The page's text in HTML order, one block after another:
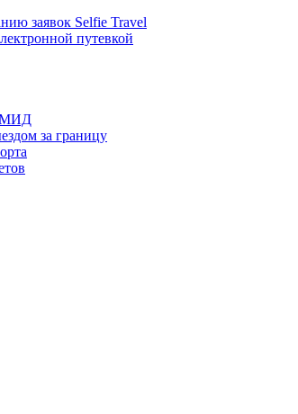
заявок Selfie Travel
путевкой
МИД
за границу